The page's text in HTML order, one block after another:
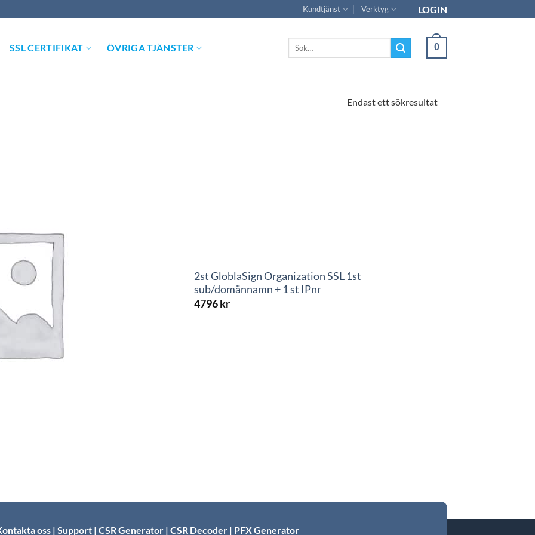
Kundtjänst Verktyg LOGIN
SSL CERTIFIKAT ÖVRIGA TJÄNSTER
Sök
0
Endast ett sökresultat
2st GloblaSign Organization SSL 1st
sub/domännamn + 1 st IPnr
4796kr
oss| Support| CSR Generator| CSR Decoder| PFX Generator